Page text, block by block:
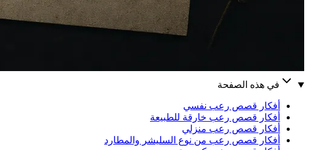
في هذه الصفحة
أفكار قصص رعب نفسي
أفكار قصص رعب خارقة للطبيعة
أفكار قصص رعب منزلي
أفكار قصص رعب من نوع السليشر والمطارد